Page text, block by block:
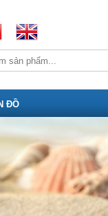
ĐỒ